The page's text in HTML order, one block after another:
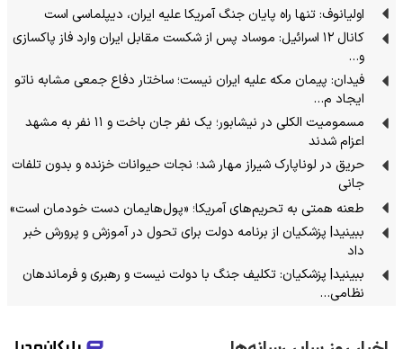
اولیانوف: تنها راه پایان جنگ آمریکا علیه ایران، دیپلماسی است
کانال ۱۲ اسرائیل: موساد پس از شکست مقابل ایران وارد فاز پاکسازی
و…
فیدان: پیمان مکه علیه ایران نیست؛ ساختار دفاع جمعی مشابه ناتو
ایجاد م…
مسمومیت الکلی در نیشابور؛ یک نفر جان باخت و ۱۱ نفر به مشهد
اعزام شدند
حریق در لوناپارک شیراز مهار شد؛ نجات حیوانات خزنده و بدون تلفات
جانی
طعنه همتی به تحریم‌های آمریکا؛ «پول‌هایمان دست خودمان است»
ببینید| پزشکیان از برنامه دولت برای تحول در آموزش و پرورش خبر
داد
ببینید| پزشکیان: تکلیف جنگ با دولت نیست و رهبری و فرماندهان
نظامی…